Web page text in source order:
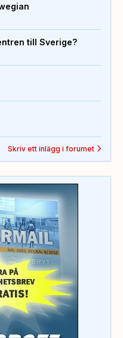
till Sverige?
Skriv ett inlägg i forumet